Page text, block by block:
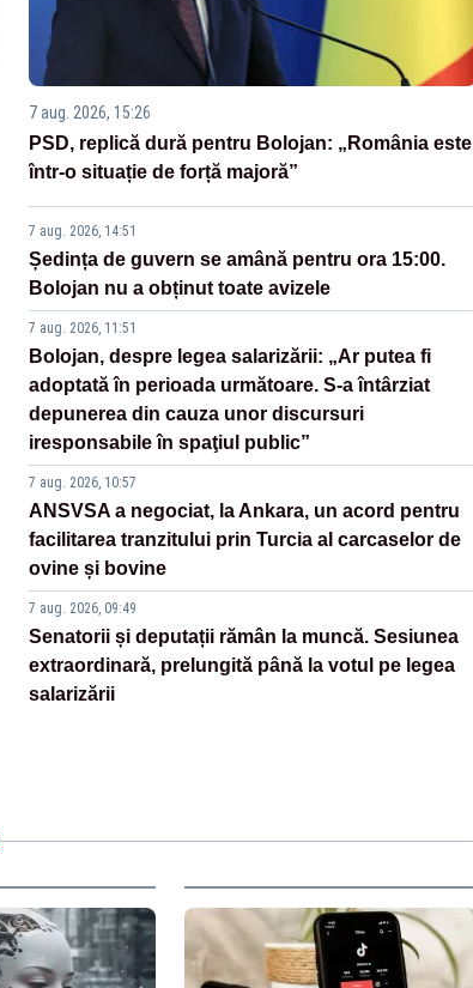
7 aug. 2026, 15:26
PSD, replică dură pentru Bolojan: „România este
într-o situație de forță majoră”
7 aug. 2026, 14:51
Ședința de guvern se amână pentru ora 15:00.
Bolojan nu a obținut toate avizele
7 aug. 2026, 11:51
Bolojan, despre legea salarizării: „Ar putea fi
adoptată în perioada următoare. S-a întârziat
depunerea din cauza unor discursuri
iresponsabile în spaţiul public”
7 aug. 2026, 10:57
ANSVSA a negociat, la Ankara, un acord pentru
facilitarea tranzitului prin Turcia al carcaselor de
ovine și bovine
7 aug. 2026, 09:49
Senatorii și deputații rămân la muncă. Sesiunea
extraordinară, prelungită până la votul pe legea
salarizării